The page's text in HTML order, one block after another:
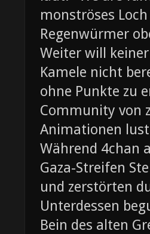
monströses
Regenwürmer
Weiter will
Kamele nicht
ohne Punkte zu
Community von
Animationen
Während 4chan
Gaza-Streifen
und zerstörten
Unterdessen
Bein des alten